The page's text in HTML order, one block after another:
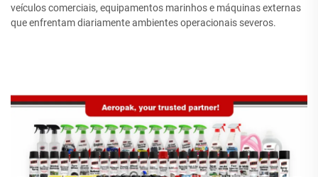
veículos comerciais, equipamentos marinhos e máquinas externas
que enfrentam diariamente ambientes operacionais severos.